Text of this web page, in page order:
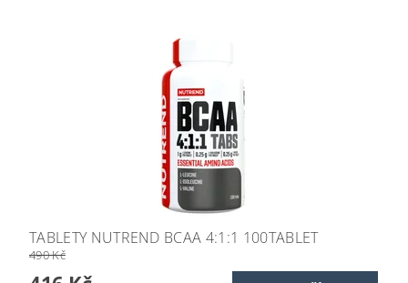
TABLETY NUTREND BCAA 4:1:1 100TABLET
490 Kč